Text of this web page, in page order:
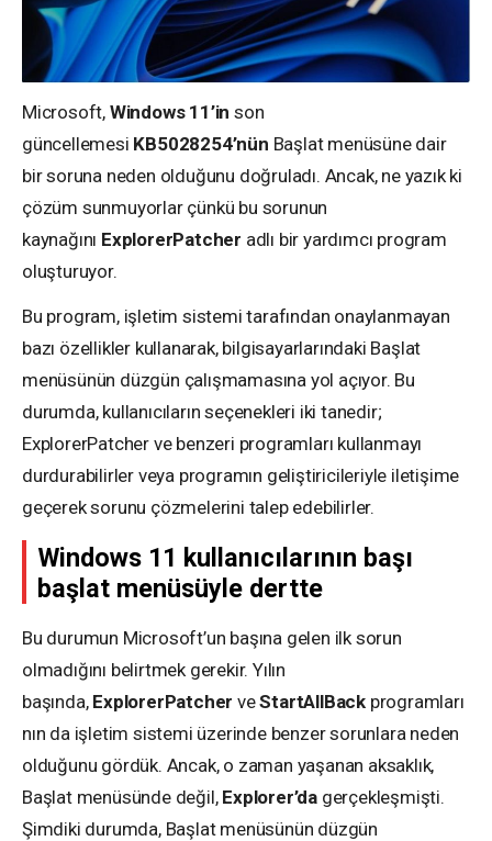
Microsoft, Windows 11’in son
güncellemesi KB5028254’nün Başlat menüsüne dair
bir soruna neden olduğunu doğruladı. Ancak, ne yazık ki
çözüm sunmuyorlar çünkü bu sorunun
kaynağını ExplorerPatcher adlı bir yardımcı program
oluşturuyor.
Bu program, işletim sistemi tarafından onaylanmayan
bazı özellikler kullanarak, bilgisayarlarındaki Başlat
menüsünün düzgün çalışmamasına yol açıyor. Bu
durumda, kullanıcıların seçenekleri iki tanedir;
ExplorerPatcher ve benzeri programları kullanmayı
durdurabilirler veya programın geliştiricileriyle iletişime
geçerek sorunu çözmelerini talep edebilirler.
Windows 11 kullanıcılarının başı
başlat menüsüyle dertte
Bu durumun Microsoft’un başına gelen ilk sorun
olmadığını belirtmek gerekir. Yılın
başında, ExplorerPatcher veStartAllBack programları
nın da işletim sistemi üzerinde benzer sorunlara neden
olduğunu gördük. Ancak, o zaman yaşanan aksaklık,
Başlat menüsünde değil, Explorer’da gerçekleşmişti.
Şimdiki durumda, Başlat menüsünün düzgün